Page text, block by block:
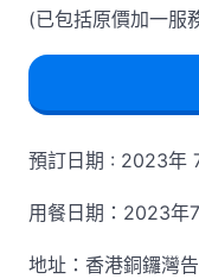
(已包括原價加一服
預訂日期 : 2023年
用餐日期：2023年
地址：香港銅鑼灣